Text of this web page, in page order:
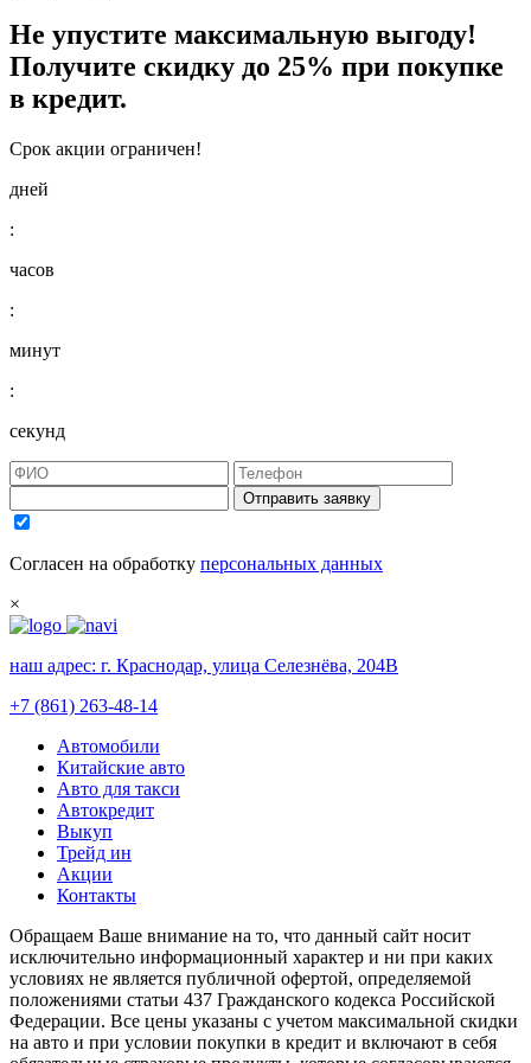
Не упустите максимальную выгоду!
Получите скидку до 25% при покупке
в кредит.
Срок акции ограничен!
дней
:
часов
:
минут
:
секунд
Отправить заявку
Согласен на обработку персональных данных
×
наш адрес: г. Краснодар, улица Селезнёва, 204В
+7 (861) 263-48-14
Автомобили
Китайские авто
Авто для такси
Автокредит
Выкуп
Трейд ин
Акции
Контакты
Обращаем Ваше внимание на то, что данный сайт носит
исключительно информационный характер и ни при каких
условиях не является публичной офертой, определяемой
положениями статьи 437 Гражданского кодекса Российской
Федерации. Все цены указаны с учетом максимальной скидки
на авто и при условии покупки в кредит и включают в себя